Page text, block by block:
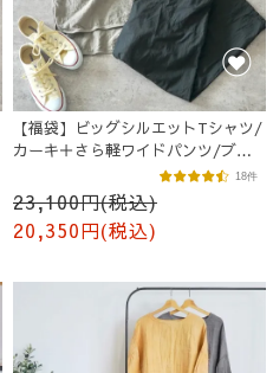
【福袋】ビッグシルエットTシャツ/
カーキ＋さら軽ワイドパンツ/ブラ
23,100円(税込)
20,350円(税込)
18件